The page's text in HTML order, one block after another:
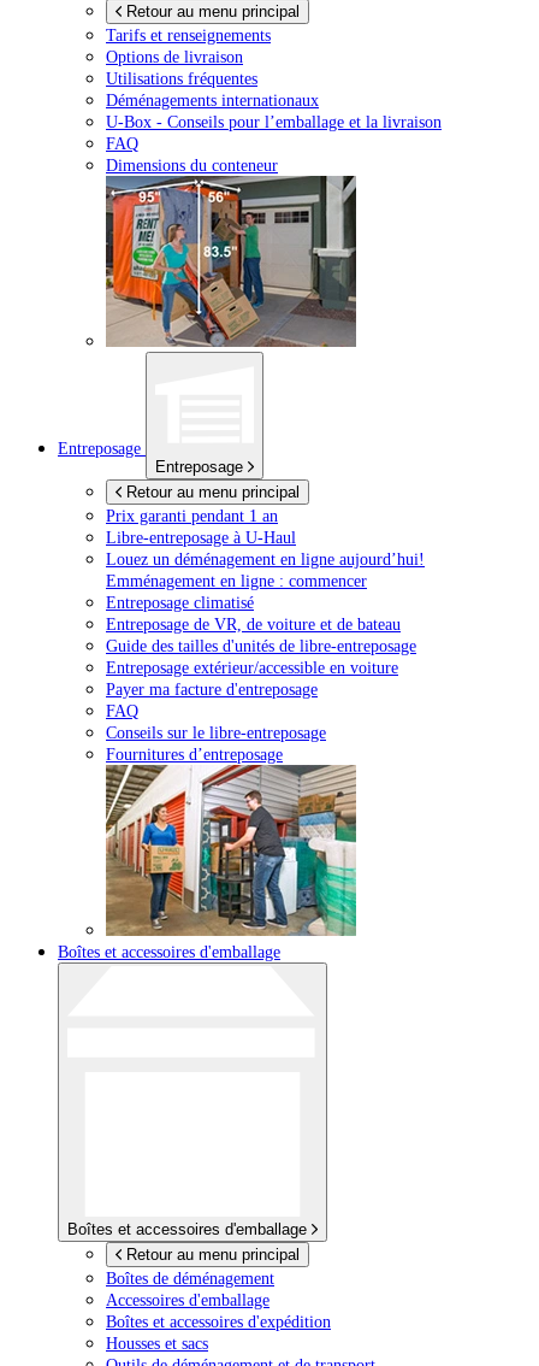
Retour au menu principal
Tarifs et renseignements
Options de livraison
Utilisations fréquentes
Déménagements internationaux
U-Box - Conseils pour l’emballage et la livraison
FAQ
Dimensions du conteneur
Entreposage
Entreposage
Retour au menu principal
Prix garanti pendant 1 an
Libre-entreposage à U-Haul
Louez un déménagement en ligne aujourd’hui!
Emménagement en ligne : commencer
Entreposage climatisé
Entreposage de VR, de voiture et de bateau
Guide des tailles d'unités de libre-entreposage
Entreposage extérieur/accessible en voiture
Payer ma facture d'entreposage
FAQ
Conseils sur le libre-entreposage
Fournitures d’entreposage
Boîtes et accessoires d'emballage
Boîtes et accessoires d'emballage
Retour au menu principal
Boîtes de déménagement
Accessoires d'emballage
Boîtes et accessoires d'expédition
Housses et sacs